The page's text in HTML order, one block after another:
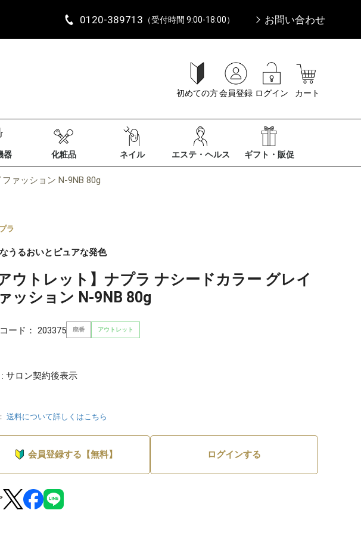
0120-389713 （受付時間 9:00-18:00） お問い合わせ
初めての方会員登録 ログイン カート
器 化粧品 ネイル エステ・ヘルス ギフト・販促
ァッション N-9NB 80g
ラ
うるおいとピュアな発色
アウトレット】ナプラ ナシードカラー グレイ
ッション N-9NB 80g
ード： 203375 廃番 アウトレット
: サロン契約後表示
送料について詳しくはこちら
会員登録する【無料】 ログインする